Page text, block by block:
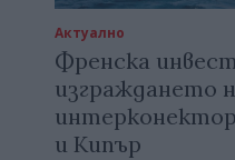
Актуално
Френска
изграждането
и Кипър